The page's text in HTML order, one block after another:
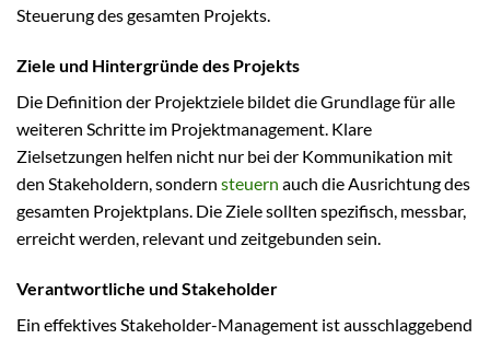
Steuerung des gesamten Projekts.
Ziele und Hintergründe des Projekts
Die Definition der Projektziele bildet die Grundlage für alle
weiteren Schritte im Projektmanagement. Klare
Zielsetzungen helfen nicht nur bei der Kommunikation mit
den Stakeholdern, sondern steuern auch die Ausrichtung des
gesamten Projektplans. Die Ziele sollten spezifisch, messbar,
erreicht werden, relevant und zeitgebunden sein.
Verantwortliche und Stakeholder
Ein effektives Stakeholder-Management ist ausschlaggebend